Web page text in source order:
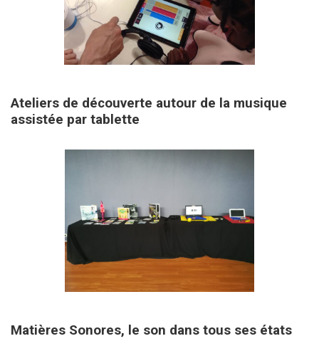
Ateliers de découverte autour de la musique
assistée par tablette
Matières Sonores, le son dans tous ses états